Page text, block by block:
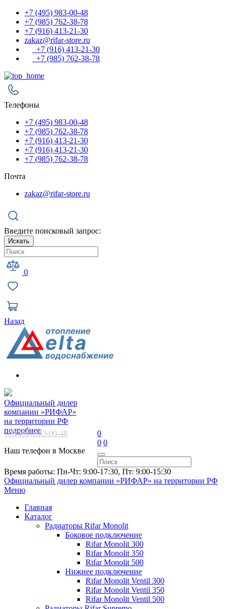
+7 (495) 983-00-48
+7 (985) 762-38-78
+7 (916) 413-21-30
zakaz@rifar-store.ru
+7 (916) 413-21-30
+7 (985) 762-38-78
Телефоны
+7 (495) 983-00-48
+7 (985) 762-38-78
+7 (916) 413-21-30
+7 (916) 413-21-30
+7 (985) 762-38-78
Почта
zakaz@rifar-store.ru
Введите поисковый запрос:
Искать
0
Назад
Официальный дилер
компании «РИФАР»
на территории РФ
подробнее
+7 (495) 983-00-48
Наш телефон в Москве
0
0 0
Время работы: Пн-Чт: 9:00-17:30, Пт: 9:00-15:30
Официальный дилер компании «РИФАР» на территории РФ
Меню
Главная
Каталог
Радиаторы Rifar Monolit
Боковое подключение
Rifar Monolit 300
Rifar Monolit 350
Rifar Monolit 500
Нижнее подключение
Rifar Monolit Ventil 300
Rifar Monolit Ventil 350
Rifar Monolit Ventil 500